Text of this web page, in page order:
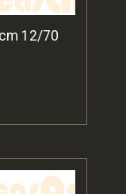
12/70